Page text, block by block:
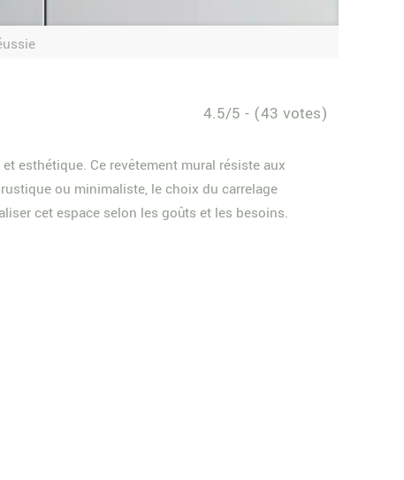
4.5/5 - (43 votes)
esthétique. Ce revêtement mural résiste aux
ou minimaliste, le choix du carrelage
cet espace selon les goûts et les besoins.